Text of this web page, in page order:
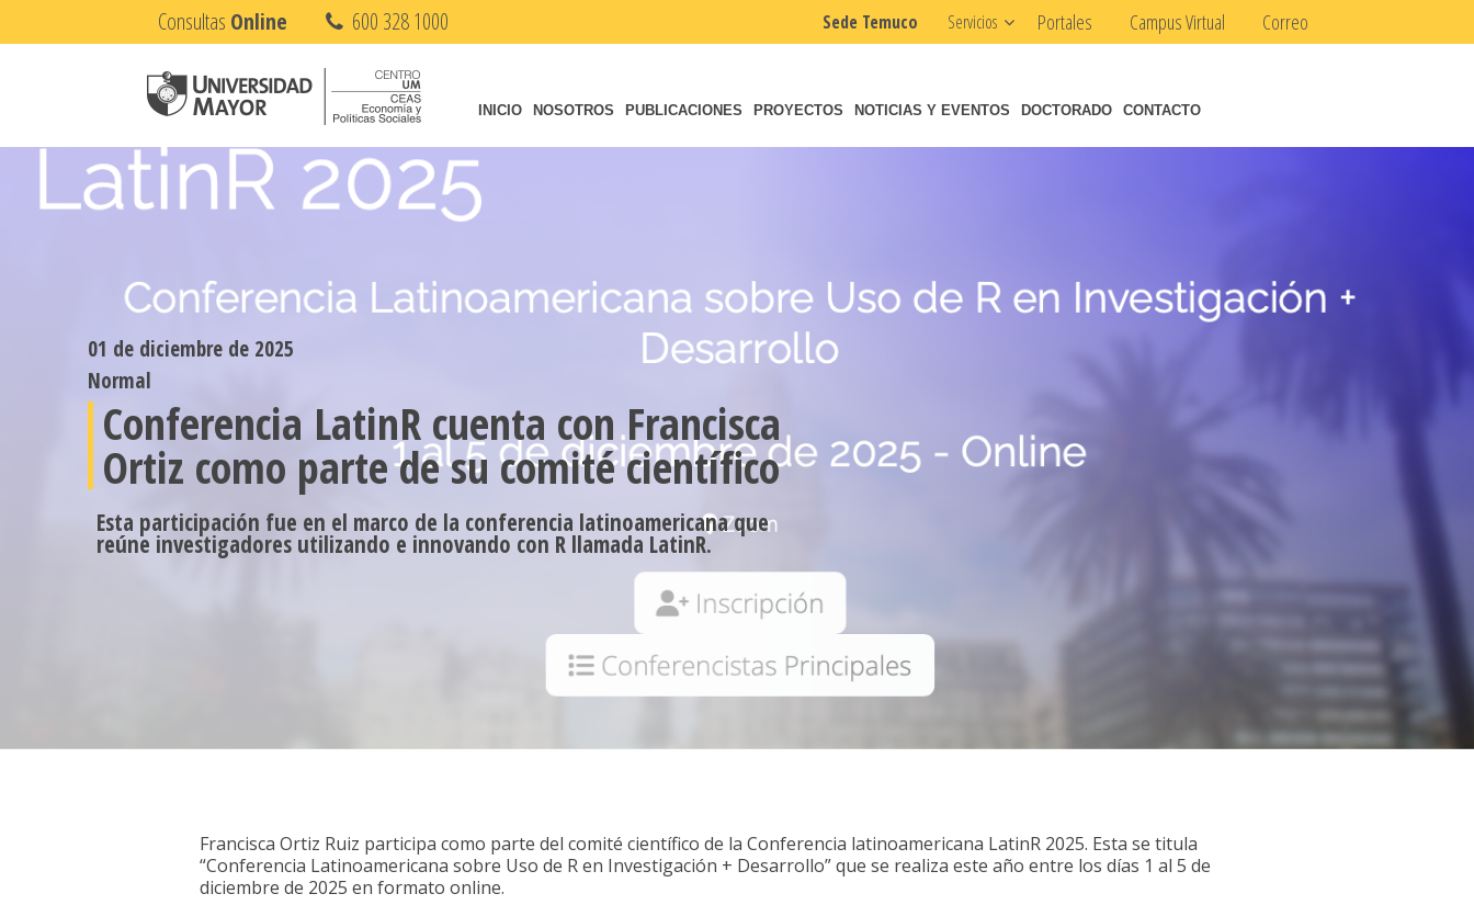
Consultas Online 600 328 1000 Sede Temuco Servicios Portales Campus Virtual Correo
INICIO NOSOTROS PUBLICACIONES PROYECTOS NOTICIAS Y EVENTOS DOCTORADO CONTACTO
01 de diciembre de 2025
Normal
Conferencia LatinR cuenta con Francisca
Ortiz como parte de su comité científico
Esta participación fue en el marco de la conferencia latinoamericana que
reúne investigadores utilizando e innovando con R llamada LatinR.
Francisca Ortiz Ruiz participa como parte del comité científico de la Conferencia latinoamericana LatinR 2025. Esta se titula
“Conferencia Latinoamericana sobre Uso de R en Investigación + Desarrollo” que se realiza este año entre los días 1 al 5 de
diciembre de 2025 en formato online.